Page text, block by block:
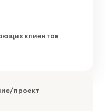
клиентов
проект